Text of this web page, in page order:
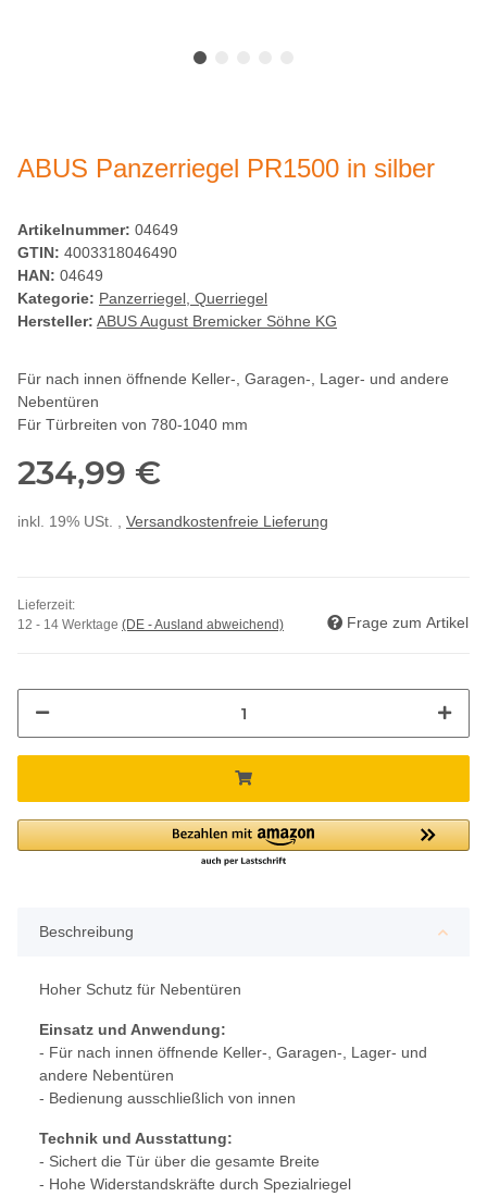
ABUS Panzerriegel PR1500 in silber
Artikelnummer: 04649
GTIN: 4003318046490
HAN: 04649
Kategorie: Panzerriegel, Querriegel
Hersteller: ABUS August Bremicker Söhne KG
Für nach innen öffnende Keller-, Garagen-, Lager- und andere
Nebentüren
Für Türbreiten von 780-1040 mm
234,99 €
inkl. 19% USt. , Versandkostenfreie Lieferung
Lieferzeit:
12 - 14 Werktage (DE - Ausland abweichend) Frage zum Artikel
Beschreibung
Hoher Schutz für Nebentüren
Einsatz und Anwendung:
- Für nach innen öffnende Keller-, Garagen-, Lager- und
andere Nebentüren
- Bedienung ausschließlich von innen
Technik und Ausstattung:
- Sichert die Tür über die gesamte Breite
- Hohe Widerstandskräfte durch Spezialriegel